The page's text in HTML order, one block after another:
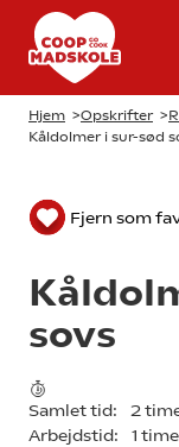
Hjem >Opskrifter >
Kåldolmer i sur-sød
Fjern som
sovs
Samlet tid:
2
Arbejdstid:
1